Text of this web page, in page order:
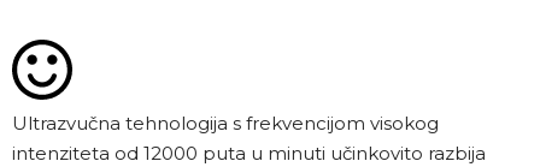
Ultrazvučna tehnologija s frekvencijom visokog
intenziteta od 12000 puta u minuti učinkovito razbija